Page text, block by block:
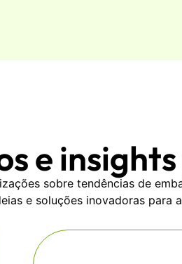
e
sobre tendências de
e soluções inovadoras para